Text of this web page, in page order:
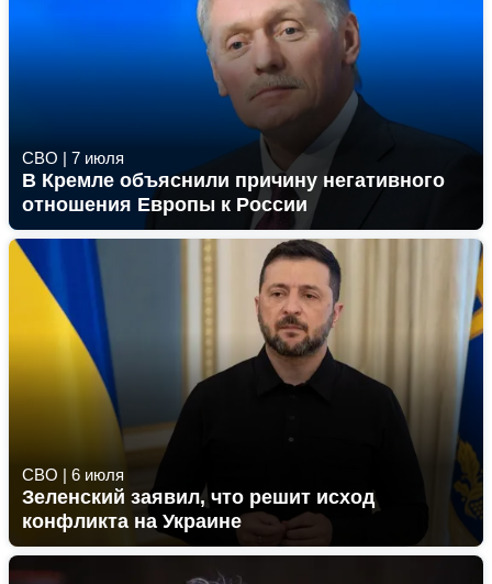
СВО | 7 июля
В Кремле объяснили причину негативного
отношения Европы к России
СВО | 6 июля
Зеленский заявил, что решит исход
конфликта на Украине